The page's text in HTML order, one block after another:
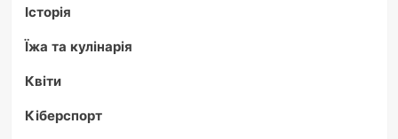
Історія
Їжа та кулінарія
Квіти
Кіберспорт